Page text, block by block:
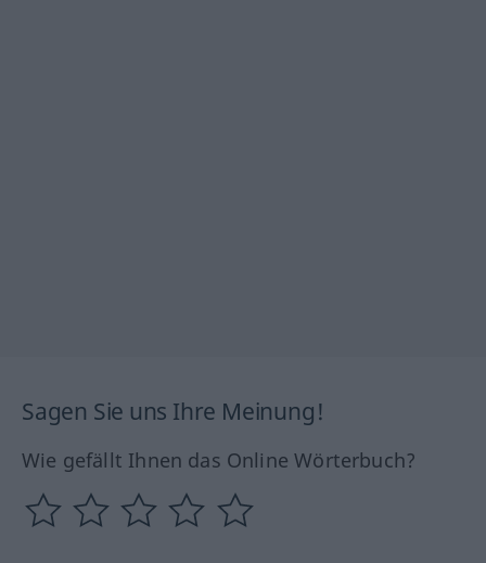
Sagen Sie uns Ihre Meinung!
Wie gefällt Ihnen das Online Wörterbuch?